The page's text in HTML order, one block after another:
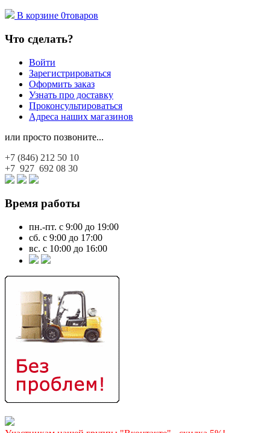
В корзине 0товаров
Что сделать?
Войти
Зарегистрироваться
Оформить заказ
Узнать про доставку
Проконсультироваться
Адреса наших магазинов
или просто позвоните...
+7 (846) 212 50 10
+7 927 692 08 30
Время работы
пн.-пт. с 9:00 до 19:00
сб. с 9:00 до 17:00
вс. с 10:00 до 16:00